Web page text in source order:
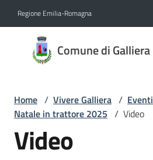
Regione Emilia-Romagna
Comune di Galliera
Comune
di
Home / Vivere Galliera / Eventi
Natale in trattore 2025 / Video
Video